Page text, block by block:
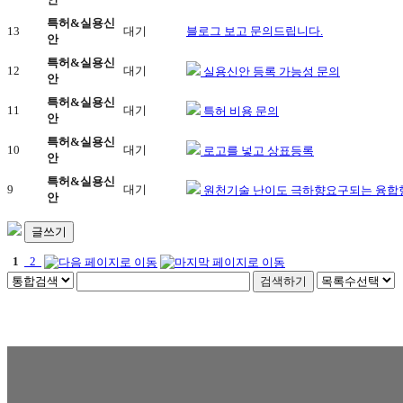
13
특허&실용신
안
대기 블로그 보고 문의드립니다.
12
특허&실용신
안
대기 실용신안 등록 가능성 문의
11
특허&실용신
안
대기 특허 비용 문의
10
특허&실용신
안
대기 로고를 넣고 상표등록
9
특허&실용신
안
대기 원천기술 난이도 극하향요구되는 융합
글쓰기
1 2